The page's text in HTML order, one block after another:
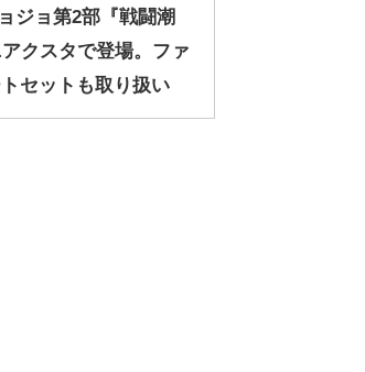
ジョ第2部『戦闘潮
クスタで登場。ファ
セットも取り扱い